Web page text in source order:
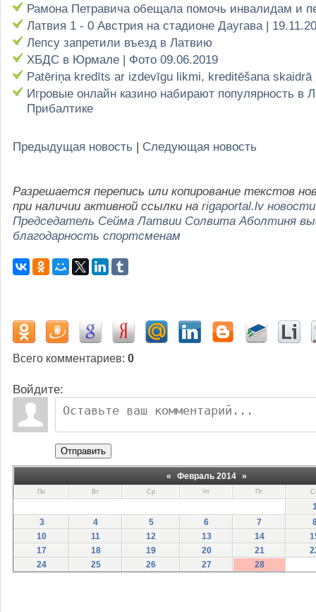
Рамона Петравича обещала помочь инвалидам и
Латвия 1 - 0 Австрия на стадионе Даугава |
Лепсу запретили въезд в Латвию
ХБДС в Юрмале | Фото 09.06.2019
Patēriņa kredīts ar izdevīgu likmi, kreditēšana skaidrā
Игровые онлайн казино набирают популярность в
Прибалтике
Предыдущая новость | Следующая новость
Разрешается перепись или копирование текстов
при наличии активной ссылки на rigaportal.lv новости
Председатель Сейма Латвии Солвита Аболтиня
благодарность спортсменам
Всего комментариев: 0
Войдите:
Отправить
« Февраль 2014 »
Пн Вт Ср Чт Пт
3
4 5 6 7
10
11 12 13 14
17
18 19 20 21
24
25 26 27 28